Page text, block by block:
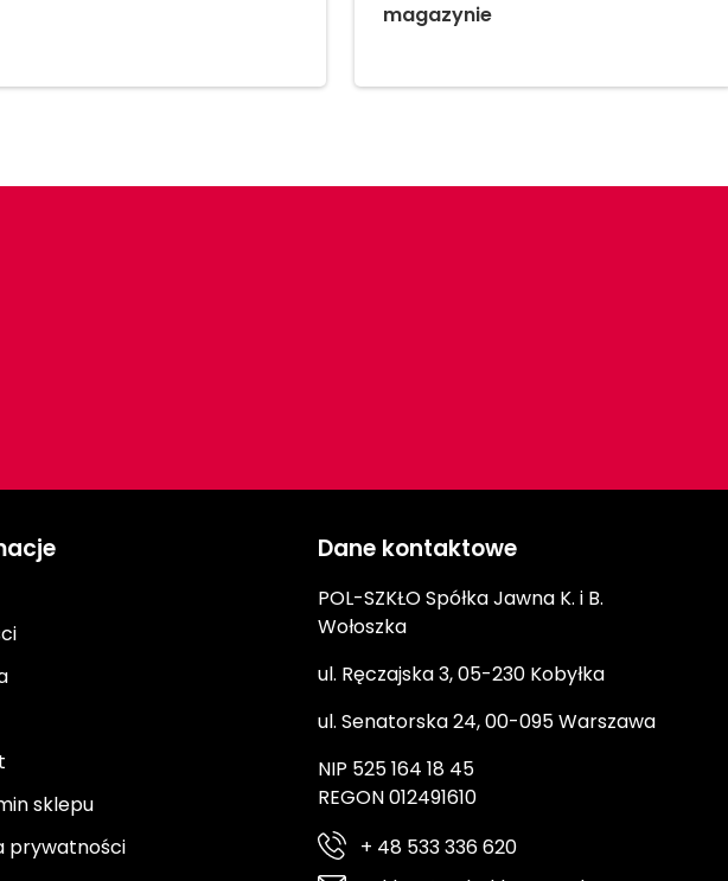
magazynie
sklepu
prywatności
Dane kontaktowe
POL-SZKŁO Spółka Jawna K. i B.
Wołoszka
ul. Ręczajska 3, 05-230 Kobyłka
ul. Senatorska 24, 00-095 Warszawa
NIP 525 164 18 45
REGON 012491610
+ 48 533 336 620